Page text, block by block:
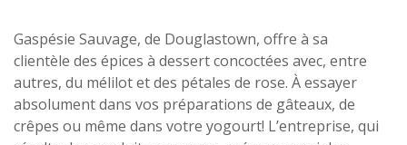
Gaspésie Sauvage, de Douglastown, offre à sa
clientèle des épices à dessert concoctées avec, entre
autres, du mélilot et des pétales de rose. À essayer
absolument dans vos préparations de gâteaux, de
crêpes ou même dans votre yogourt! L’entreprise, qui